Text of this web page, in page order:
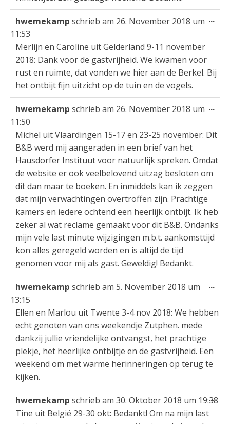
hwemekamp schrieb am 26. November 2018 um
11:53
Merlijn en Caroline uit Gelderland 9-11 november
2018: Dank voor de gastvrijheid. We kwamen voor
rust en ruimte, dat vonden we hier aan de Berkel. Bij
het ontbijt fijn uitzicht op de tuin en de vogels.
...
hwemekamp schrieb am 26. November 2018 um
11:50
Michel uit Vlaardingen 15-17 en 23-25 november: Dit
B&B werd mij aangeraden in een brief van het
Hausdorfer Instituut voor natuurlijk spreken. Omdat
de website er ook veelbelovend uitzag besloten om
dit dan maar te boeken. En inmiddels kan ik zeggen
dat mijn verwachtingen overtroffen zijn. Prachtige
kamers en iedere ochtend een heerlijk ontbijt. Ik heb
zeker al wat reclame gemaakt voor dit B&B. Ondanks
mijn vele last minute wijzigingen m.b.t. aankomsttijd
kon alles geregeld worden en is altijd de tijd
genomen voor mij als gast. Geweldig! Bedankt.
...
hwemekamp schrieb am 5. November 2018 um
13:15
Ellen en Marlou uit Twente 3-4 nov 2018: We hebben
echt genoten van ons weekendje Zutphen. mede
dankzij jullie vriendelijke ontvangst, het prachtige
plekje, het heerlijke ontbijtje en de gastvrijheid. Een
weekend om met warme herinneringen op terug te
kijken.
...
hwemekamp schrieb am 30. Oktober 2018 um 19:38
Tine uit België 29-30 okt: Bedankt! Om na mijn last
...